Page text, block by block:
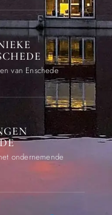
van Enschede
ondernemende